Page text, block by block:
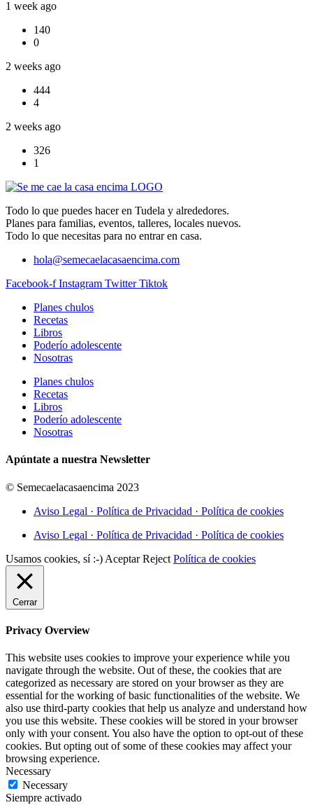
1 week ago
140
0
2 weeks ago
444
4
2 weeks ago
326
1
Todo lo que puedes hacer en Tudela y alrededores.
Planes para familias, eventos, talleres, locales nuevos.
Todo lo que necesitas para no entrar en casa.
hola@semecaelacasaencima.com
Facebook-f Instagram Twitter Tiktok
Planes chulos
Recetas
Libros
Poderío adolescente
Nosotras
Planes chulos
Recetas
Libros
Poderío adolescente
Nosotras
Apúntate a nuestra Newsletter
© Semecaelacasaencima 2023
Aviso Legal · Política de Privacidad · Política de cookies
Aviso Legal · Política de Privacidad · Política de cookies
Usamos cookies, sí :-) Aceptar Reject Política de cookies
Cerrar
Privacy Overview
This website uses cookies to improve your experience while you
navigate through the website. Out of these, the cookies that are
categorized as necessary are stored on your browser as they are
essential for the working of basic functionalities of the website. We
also use third-party cookies that help us analyze and understand how
you use this website. These cookies will be stored in your browser
only with your consent. You also have the option to opt-out of these
cookies. But opting out of some of these cookies may affect your
browsing experience.
Necessary
Necessary
Siempre activado